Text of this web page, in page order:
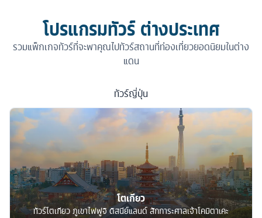
โปรแกรมทัวร์ ต่างประเทศ
รวมแพ็กเกจทัวร์ที่จะพาคุณไปทัวร์สถานที่ท่องเที่ยวยอดนิยมในต่าง
แดน
ทัวร์ญี่ปุ่น
โตเกียว
ทัวร์โตเกียว ภูเขาไฟฟูจิ ดิสนีย์แลนด์ สักการะศาลเจ้าโคมิตาเคะ